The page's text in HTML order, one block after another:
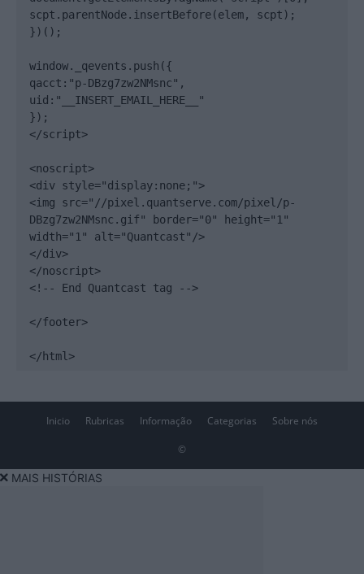
scpt.parentNode.insertBefore(elem, scpt);
})();
window._qevents.push({
qacct:"p-DBzg7zw2NMsnc",
uid:"__INSERT_EMAIL_HERE__"
});
</script>
<noscript>
<div style="display:none;">
<img src="//pixel.quantserve.com/pixel/p-
DBzg7zw2NMsnc.gif" border="0" height="1"
width="1" alt="Quantcast"/>
</div>
</noscript>
<!-- End Quantcast tag -->
</footer>
</html>
Inicio Rubricas Informação Categorias Sobre nós
©
MAIS HISTÓRIAS